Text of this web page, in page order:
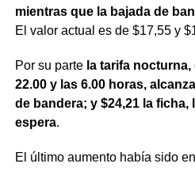
mientras que la bajada de
El valor actual es de $17,55 y
Por su parte la tarifa
22.00 y las 6.00 horas,
de bandera; y $24,21 la ficha,
espera.
El último aumento había sido